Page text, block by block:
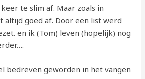
te slim af. Maar zoals in
altijd goed af. Door een list werd
en ik (Tom) leven (hopelijk) nog
bedreven geworden in het vangen